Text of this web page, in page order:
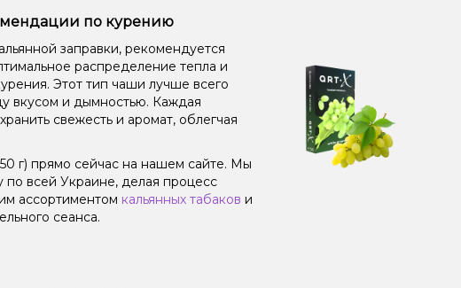
по курению
заправки, рекомендуется
распределение тепла и
Этот тип чаши лучше всего
вкусом и дымностью. Каждая
свежесть и аромат, облегчая
г) прямо сейчас на нашем сайте. Мы
всей Украине, делая процесс
ассортиментом кальянных табаков и
сеанса.